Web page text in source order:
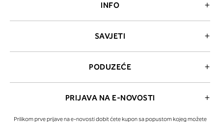
INFO
SAVJETI
PODUZEĆE
PRIJAVA NA E-NOVOSTI
Prilikom prve prijave na e-novosti dobit ćete kupon sa popustom kojeg možete